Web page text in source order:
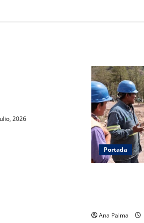
2026
Portada
Ana Palma